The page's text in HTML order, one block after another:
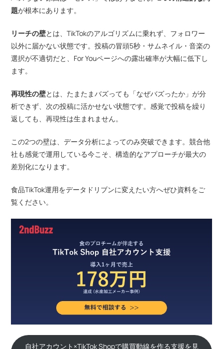
題が根本にあります。
リーチの壁とは、TikTokのアルゴリズムに乗れず、フォロワー
以外に届かない状態です。投稿の冒頭5秒・サムネイル・音楽の
選択が不適切だと、For Youページへの露出確率が大幅に低下し
ます。
再現性の壁とは、たまたまバズっても「なぜバズったか」が分
析できず、次の投稿に活かせない状態です。感覚で投稿を繰り
返しても、再現性は生まれません。
この2つの壁は、データ分析によってのみ突破できます。競合他
社も感覚で運用している今こそ、構造的なアプローチが最大の
差別化になります。
食品TikTok運用をデータドリブンに変えたい方へぜひ資料をご
覧ください。
自社アカウント×TikTok Shopで購買動線を作る支援を見